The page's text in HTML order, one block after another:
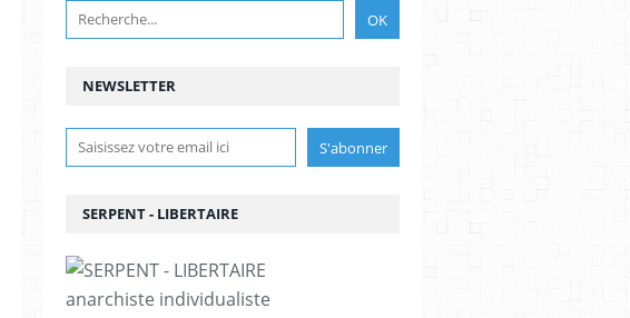
NEWSLETTER
SERPENT - LIBERTAIRE
anarchiste individualiste